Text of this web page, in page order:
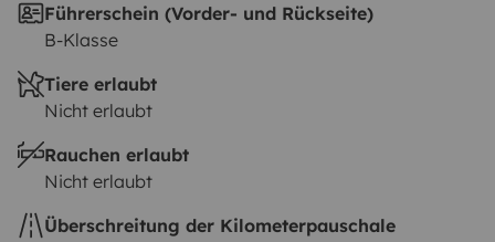
Führerschein (Vorder- und Rückseite)
B-Klasse
Tiere erlaubt
Nicht erlaubt
Rauchen erlaubt
Nicht erlaubt
Überschreitung der Kilometerpauschale